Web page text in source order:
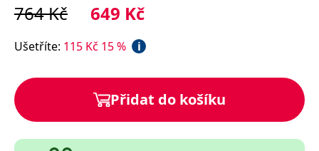
764Kč 649 Kč
Ušetříte: 115 Kč 15% i
Přidat do košíku